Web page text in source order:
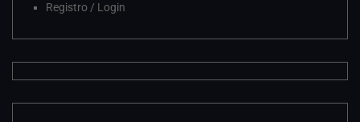
Registro / Login